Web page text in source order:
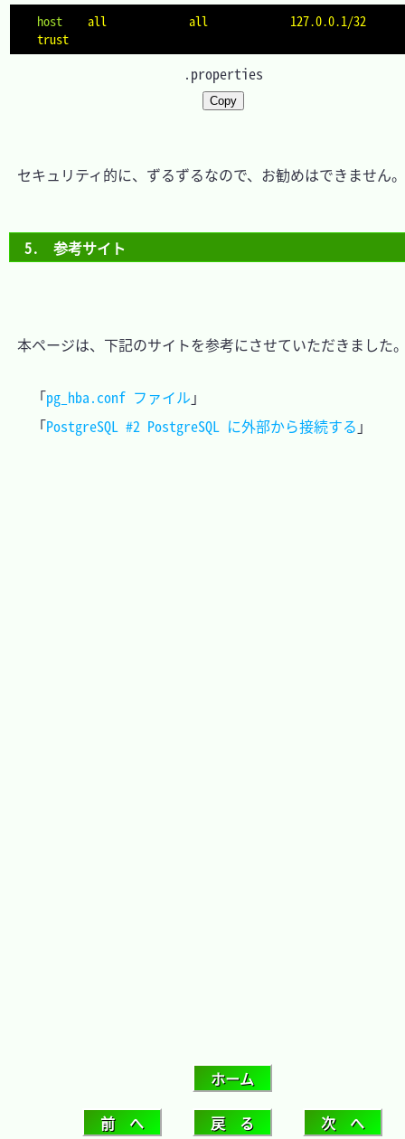
host
   all             all             127.0.0.1/32
trust
.properties
Copy
セキュリティ的に、ずるずるなので、お勧めはできません。
5.　参考サイト
本ページは、下記のサイトを参考にさせていただきました
「pg_hba.conf ファイル 」
「PostgreSQL #2 PostgreSQL に外部から接続する